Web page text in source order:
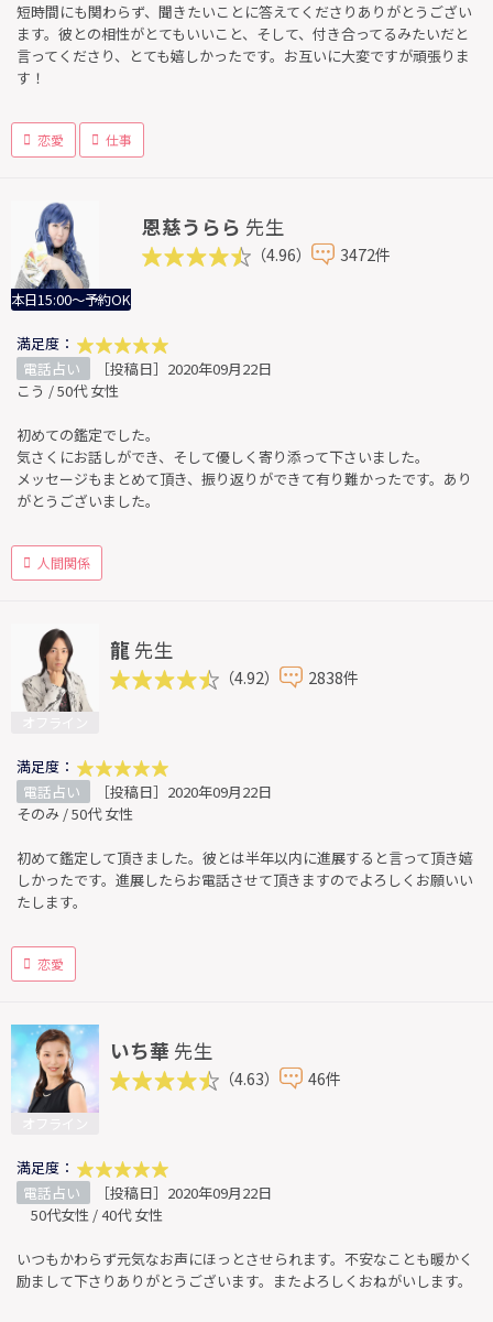
短時間にも関わらず、聞きたいことに答えてくださりありがとうござい
ます。彼との相性がとてもいいこと、そして、付き合ってるみたいだと
言ってくださり、とても嬉しかったです。お互いに大変ですが頑張りま
す！
恋愛 仕事
本日15:00～予約OK
恩慈うらら 先生
（4.96） 3472件
満足度：
電話占い
［投稿日］2020年09月22日
こう / 50代 女性
初めての鑑定でした。
気さくにお話しができ、そして優しく寄り添って下さいました。
メッセージもまとめて頂き、振り返りができて有り難かったです。あり
がとうございました。
人間関係
龍 先生
（4.92） 2838件
満足度：
電話占い
［投稿日］2020年09月22日
そのみ / 50代 女性
初めて鑑定して頂きました。彼とは半年以内に進展すると言って頂き嬉
しかったです。進展したらお電話させて頂きますのでよろしくお願いい
たします。
恋愛
いち華 先生
（4.63） 46件
満足度：
電話占い
［投稿日］2020年09月22日
50代女性 / 40代 女性
いつもかわらず元気なお声にほっとさせられます。不安なことも暖かく
励まして下さりありがとうございます。またよろしくおねがいします。